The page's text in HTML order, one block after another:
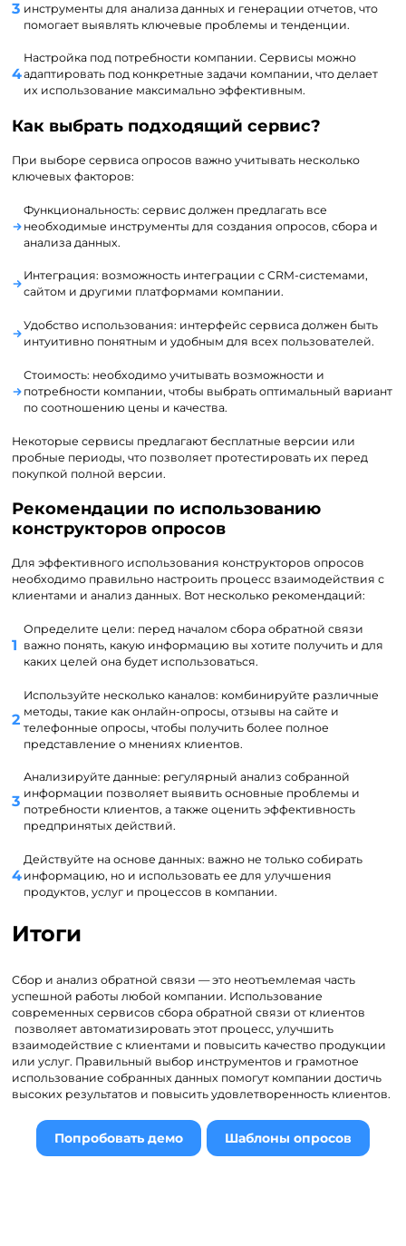
инструменты для анализа данных и генерации отчетов, что
помогает выявлять ключевые проблемы и тенденции.
Настройка под потребности компании. Сервисы можно
адаптировать под конкретные задачи компании, что делает
их использование максимально эффективным.
Как выбрать подходящий сервис?
При выборе сервиса опросов важно учитывать несколько
ключевых факторов:
Функциональность: сервис должен предлагать все
необходимые инструменты для создания опросов, сбора и
анализа данных.
Интеграция: возможность интеграции с CRM-системами,
сайтом и другими платформами компании.
Удобство использования: интерфейс сервиса должен быть
интуитивно понятным и удобным для всех пользователей.
Стоимость: необходимо учитывать возможности и
потребности компании, чтобы выбрать оптимальный вариант
по соотношению цены и качества.
Некоторые сервисы предлагают бесплатные версии или
пробные периоды, что позволяет протестировать их перед
покупкой полной версии.
Рекомендации по использованию
конструкторов опросов
Для эффективного использования конструкторов опросов
необходимо правильно настроить процесс взаимодействия с
клиентами и анализ данных. Вот несколько рекомендаций:
Определите цели: перед началом сбора обратной связи
важно понять, какую информацию вы хотите получить и для
каких целей она будет использоваться.
Используйте несколько каналов: комбинируйте различные
методы, такие как онлайн-опросы, отзывы на сайте и
телефонные опросы, чтобы получить более полное
представление о мнениях клиентов.
Анализируйте данные: регулярный анализ собранной
информации позволяет выявить основные проблемы и
потребности клиентов, а также оценить эффективность
предпринятых действий.
Действуйте на основе данных: важно не только собирать
информацию, но и использовать ее для улучшения
продуктов, услуг и процессов в компании.
Итоги
Сбор и анализ обратной связи — это неотъемлемая часть
успешной работы любой компании. Использование
современных сервисов сбора обратной связи от клиентов
позволяет автоматизировать этот процесс, улучшить
взаимодействие с клиентами и повысить качество продукции
или услуг. Правильный выбор инструментов и грамотное
использование собранных данных помогут компании достичь
высоких результатов и повысить удовлетворенность клиентов.
Попробовать демо Шаблоны опросов